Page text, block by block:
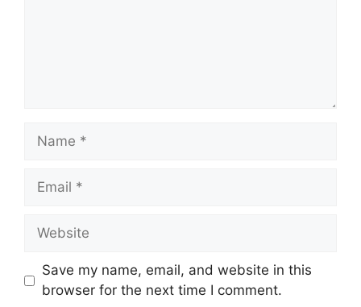
Name
Email
Website
Save my name, email, and website in this
browser for the next time I comment.